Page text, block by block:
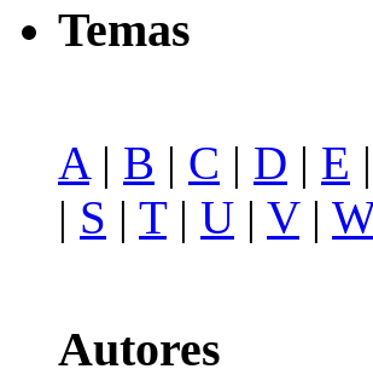
Temas
A | B | C | D | E |
| S | T| U | V|
Autores